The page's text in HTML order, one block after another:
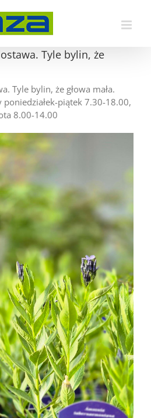
Tyle bylin, że
Tyle bylin, że głowa mała.
piątek 7.30-18.00,
8.00-14.00